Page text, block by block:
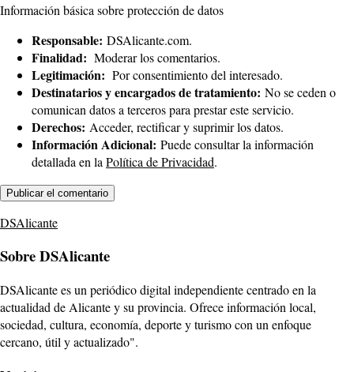
Información básica sobre protección de datos
Responsable: DSAlicante.com.
Finalidad: Moderar los comentarios.
Legitimación: Por consentimiento del interesado.
Destinatarios y encargados de tratamiento: No se ceden o
comunican datos a terceros para prestar este servicio.
Derechos: Acceder, rectificar y suprimir los datos.
Información Adicional: Puede consultar la información
detallada en la Política de Privacidad.
DSAlicante
Sobre DSAlicante
DSAlicante es un periódico digital independiente centrado en la
actualidad de Alicante y su provincia. Ofrece información local,
sociedad, cultura, economía, deporte y turismo con un enfoque
cercano, útil y actualizado".